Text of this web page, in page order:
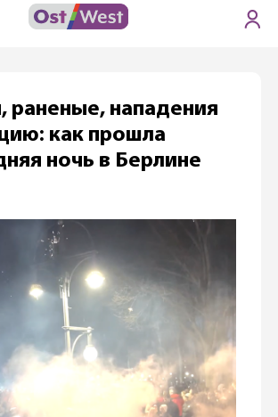
раненые, нападения
как прошла
ночь в Берлине